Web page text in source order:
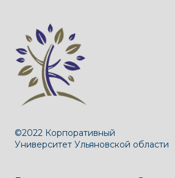
©2022 Корпоративный
Университет Ульяновской области